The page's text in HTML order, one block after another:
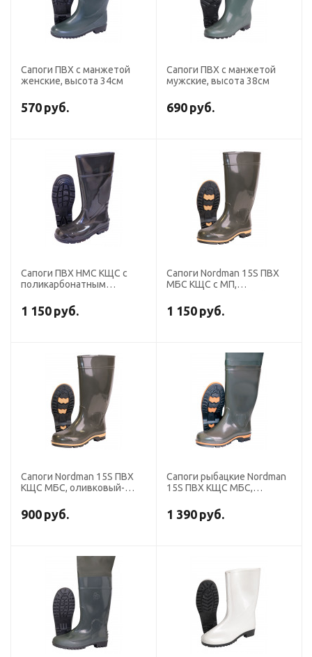
Сапоги ПВХ с манжетой
женские, высота 34см
570 руб.
Сапоги ПВХ с манжетой
мужские, высота 38см
690 руб.
Сапоги ПВХ НМС КЩС с
поликарбонатным
1 150 руб.
Сапоги Nordman 15S ПВХ
МБС КЩС с МП,
черный, высота 39см (5-
209-G15)
1 150 руб.
Сапоги Nordman 15S ПВХ
КЩС МБС, оливковый-
39см (5-635-G06)
900 руб.
Сапоги рыбацкие Nordman
15S ПВХ КЩС МБС,
(5-738-G02)
1 390 руб.